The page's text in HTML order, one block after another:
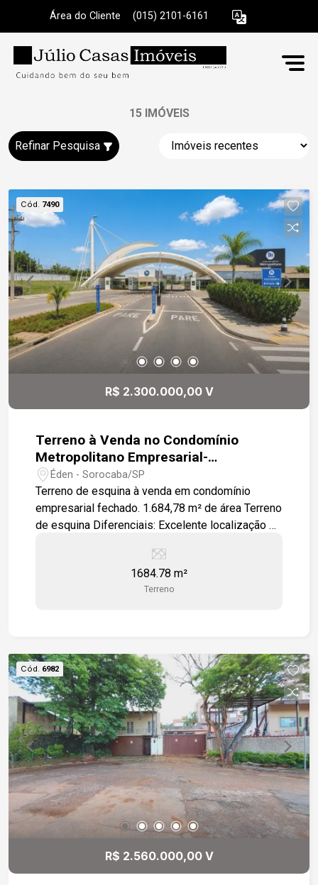
Área do Cliente (015) 2101-6161
15 IMÓVEIS
Refinar Pesquisa
Cód. 7490
R$ 2.300.000,00 V
Terreno à Venda no Condomínio
Metropolitano Empresarial-
Sorocaba/SP
Éden - Sorocaba/SP
Terreno de esquina à venda em condomínio
empresarial fechado. 1.684,78 m² de área Terreno
de esquina Diferenciais: Excelente localização e
com infraestrutura moderna e segurança de alto
horas Bunker de segurança Videomonitoramento
1684.78 m²
Terreno
Cód. 6982
R$ 2.560.000,00 V